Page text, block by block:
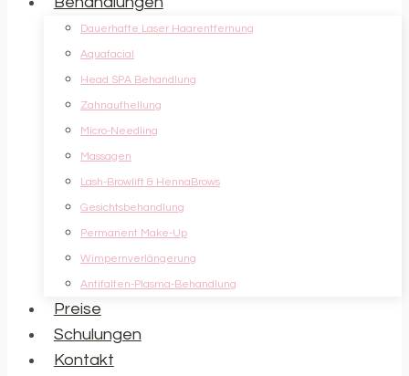
Dauerhafte Laser Haarentfernung
Aquafacial
Head SPA Behandlung
Zahnaufhellung
Micro-Needling
Massagen
Lash-Browlift & HennaBrows
Gesichtsbehandlung
Permanent Make-Up
Wimpernverlängerung
Antifalten-Plasma-Behandlung
Preise
Schulungen
Kontakt